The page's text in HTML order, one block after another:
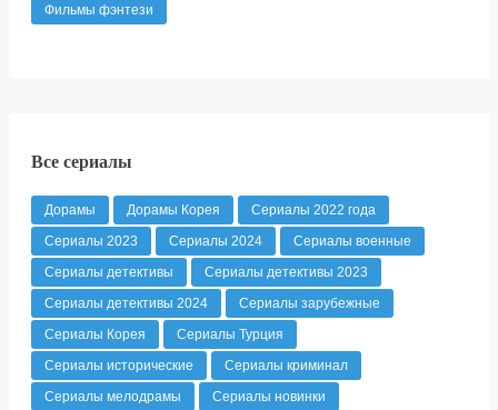
Фильмы фэнтези
Все сериалы
Дорамы Дорамы Корея
Сериалы 2022 года
Сериалы 2023
Сериалы 2024
Сериалы военные
Сериалы детективы
Сериалы детективы 2023
Сериалы детективы 2024
Сериалы зарубежные
Сериалы Корея
Сериалы Турция
Сериалы исторические
Сериалы криминал
Сериалы мелодрамы
Сериалы новинки